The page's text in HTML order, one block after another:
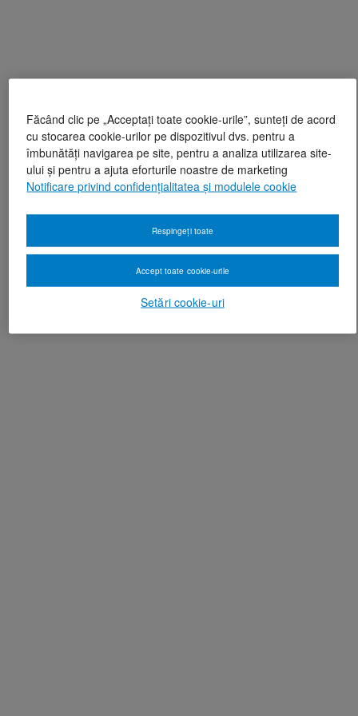
Făcând clic pe „Acceptați toate cookie-urile”, sunteți de acord
cu stocarea cookie-urilor pe dispozitivul dvs. pentru a
îmbunătăți navigarea pe site, pentru a analiza utilizarea site-
ului și pentru a ajuta eforturile noastre de marketing
Notificare privind confidențialitatea și modulele cookie
Setări cookie-uri
Respingeți toate
Accept toate cookie-urile